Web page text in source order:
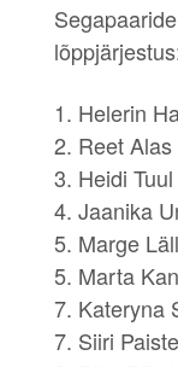
1. Helerin
2. Reet
3. Heidi
4. Jaanika
5. Marge
5. Marta
7. Kateryna
7. Siiri